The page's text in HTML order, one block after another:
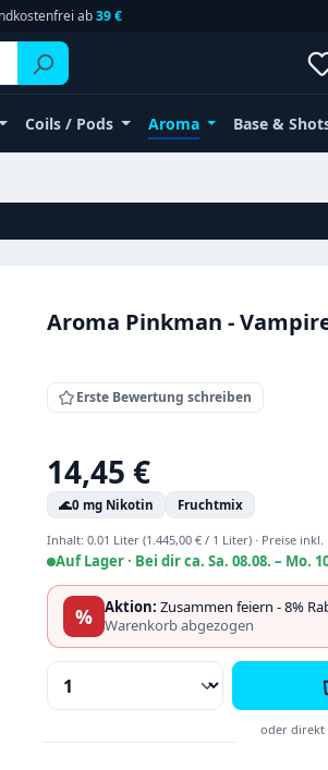
ab39 €
Coils / Pods Aroma Base &
Aroma Pinkman -
Erste Bewertung schreiben
Regulärer Preis:
14,45 €
🌊0 mg Nikotin Fruchtmix
Inhalt: 0.01 Liter (1.445,00 € / 1 Liter) · Preise inkl.
Auf Lager · Bei dir ca. Sa. 08.08. – Mo.
% Aktion: Zusammen feiern - 8%
Warenkorb abgezogen
Produkt Anzahl: Gib